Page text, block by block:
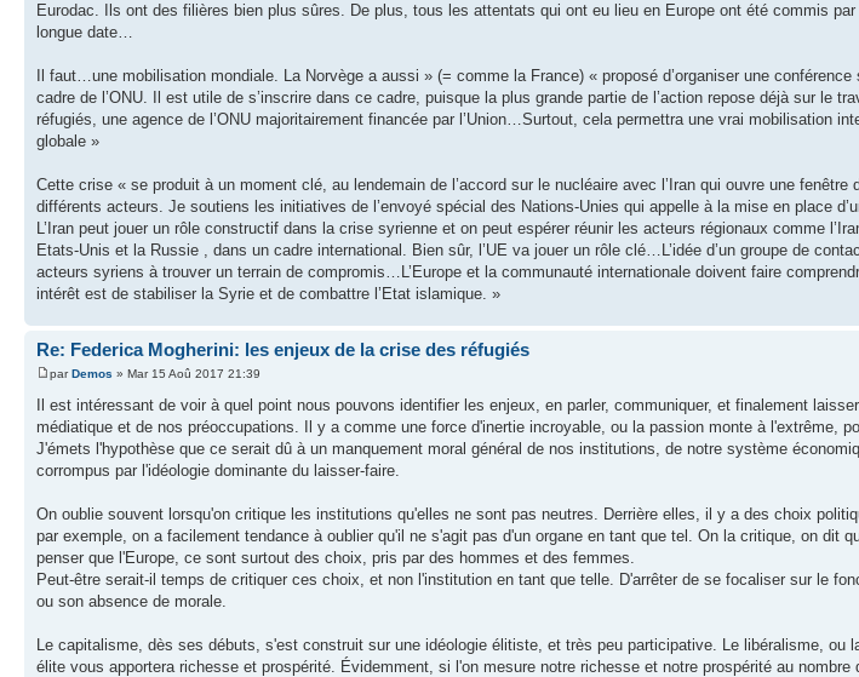
Eurodac. Ils ont des filières bien plus sûres. De plus, tous les attentats qui ont eu lieu en Europe ont été commis
longue date…
Il faut…une mobilisation mondiale. La Norvège a aussi » (= comme la France) « proposé d’organiser une
cadre de l’ONU. Il est utile de s’inscrire dans ce cadre, puisque la plus grande partie de l’action repose déjà sur le
réfugiés, une agence de l’ONU majoritairement financée par l’Union…Surtout, cela permettra une vrai mobilisation
globale »
Cette crise « se produit à un moment clé, au lendemain de l’accord sur le nucléaire avec l’Iran qui ouvre une fenêtre
différents acteurs. Je soutiens les initiatives de l’envoyé spécial des Nations-Unies qui appelle à la mise en place
L’Iran peut jouer un rôle constructif dans la crise syrienne et on peut espérer réunir les acteurs régionaux comme
Etats-Unis et la Russie , dans un cadre international. Bien sûr, l’UE va jouer un rôle clé…L’idée d’un groupe de
acteurs syriens à trouver un terrain de compromis…L’Europe et la communauté internationale doivent faire
intérêt est de stabiliser la Syrie et de combattre l’Etat islamique. »
Re: Federica Mogherini: les enjeux de la crise des réfugiés
parDemos » Mar 15 Aoû 2017 21:39
Il est intéressant de voir à quel point nous pouvons identifier les enjeux, en parler, communiquer, et finalement
médiatique et de nos préoccupations. Il y a comme une force d'inertie incroyable, ou la passion monte à l'extrême,
J'émets l'hypothèse que ce serait dû à un manquement moral général de nos institutions, de notre système
corrompus par l'idéologie dominante du laisser-faire.
On oublie souvent lorsqu'on critique les institutions qu'elles ne sont pas neutres. Derrière elles, il y a des choix
par exemple, on a facilement tendance à oublier qu'il ne s'agit pas d'un organe en tant que tel. On la critique, on dit
penser que l'Europe, ce sont surtout des choix, pris par des hommes et des femmes.
Peut-être serait-il temps de critiquer ces choix, et non l'institution en tant que telle. D'arrêter de se focaliser sur le
ou son absence de morale.
Le capitalisme, dès ses débuts, s'est construit sur une idéologie élitiste, et très peu participative. Le libéralisme, ou
élite vous apportera richesse et prospérité. Évidemment, si l'on mesure notre richesse et notre prospérité au